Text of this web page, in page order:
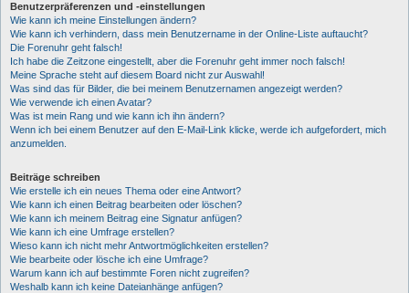
Benutzerpräferenzen und -einstellungen
Wie kann ich meine Einstellungen ändern?
Wie kann ich verhindern, dass mein Benutzername in der Online-Liste auftaucht?
Die Forenuhr geht falsch!
Ich habe die Zeitzone eingestellt, aber die Forenuhr geht immer noch falsch!
Meine Sprache steht auf diesem Board nicht zur Auswahl!
Was sind das für Bilder, die bei meinem Benutzernamen angezeigt werden?
Wie verwende ich einen Avatar?
Was ist mein Rang und wie kann ich ihn ändern?
Wenn ich bei einem Benutzer auf den E-Mail-Link klicke, werde ich aufgefordert, mich
anzumelden.
Beiträge schreiben
Wie erstelle ich ein neues Thema oder eine Antwort?
Wie kann ich einen Beitrag bearbeiten oder löschen?
Wie kann ich meinem Beitrag eine Signatur anfügen?
Wie kann ich eine Umfrage erstellen?
Wieso kann ich nicht mehr Antwortmöglichkeiten erstellen?
Wie bearbeite oder lösche ich eine Umfrage?
Warum kann ich auf bestimmte Foren nicht zugreifen?
Weshalb kann ich keine Dateianhänge anfügen?